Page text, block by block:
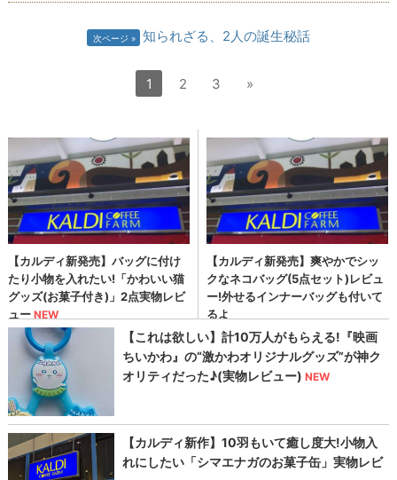
次ページ 知られざる、2人の誕生秘話
1 2 3 »